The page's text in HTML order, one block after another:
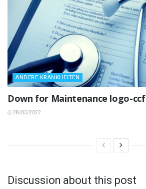
ANDERE KRANKHEITEN
Down for Maintenance logo-ccf
28/03/2022
Discussion about this post